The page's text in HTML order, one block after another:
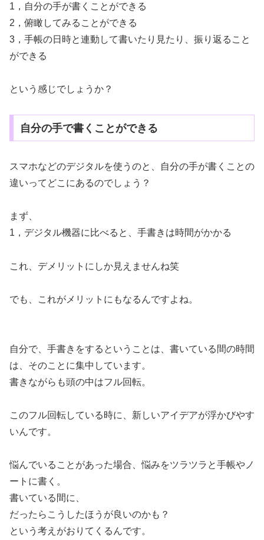
1，自分の手が書くことができる
2，俯瞰してみることができる
3，手帳の日時と連動して書いたり見たり、振り返ること
ができる
という感じでしょうか？
自分の手で書くことができる
スマホなどのデジタルを使うのと、自分の手が書くことの
違いってどこにあるのでしょう？
まず、
1，デジタル機器に比べると、手書きは時間がかかる
これ、デメリットにしか見えませんね笑
でも、これがメリットにもなるんですよね。
自分で、手書きをするということは、書いている間の時間
は、そのことに集中しています。
書きながらも頭の中はフル回転。
このフル回転している時に、新しいアイデアが浮かびやす
いんです。
悩んでいることがあった場合、悩みをツラツラと手帳やノ
ートに書く。
書いている間に、
だったらこうしたほうが良いのかも？
という考えがおりてくるんです。